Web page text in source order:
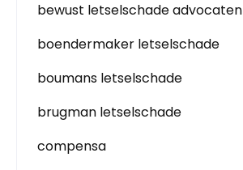
bewust letselschade advocaten
boendermaker letselschade
boumans letselschade
brugman letselschade
compensa